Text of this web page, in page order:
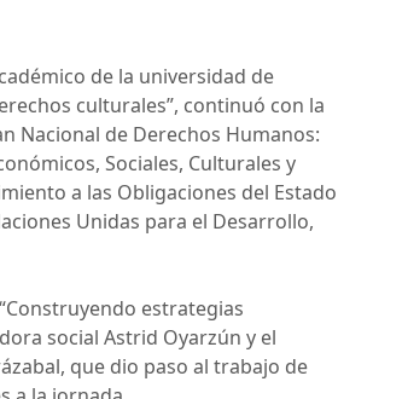
de la universidad de
culturales”, continuó con la
Nacional de Derechos Humanos:
Sociales, Culturales y
a las Obligaciones del Estado
Unidas para el Desarrollo,
estrategias
social Astrid Oyarzún y el
que dio paso al trabajo de